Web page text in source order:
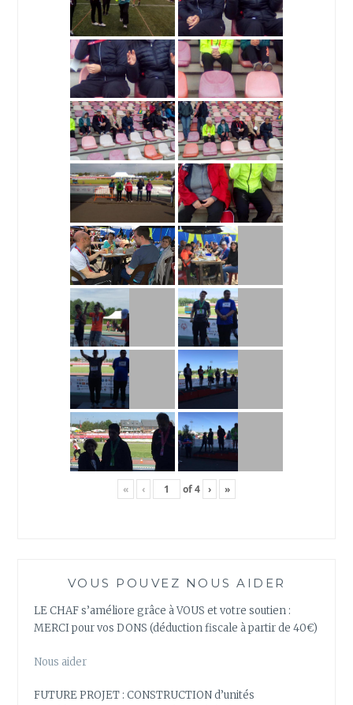
« ‹ of4 › »
VOUS POUVEZ NOUS AIDER
LE CHAF s’améliore grâce à VOUS et votre soutien :
MERCI pour vos DONS (déduction fiscale à partir de 40€)
Nous aider
FUTURE PROJET : CONSTRUCTION d’unités